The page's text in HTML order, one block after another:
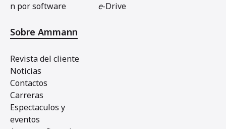
n por software
e-Drive
Sobre Ammann
Revista del cliente
Noticias
Contactos
Carreras
Espectaculos y
eventos